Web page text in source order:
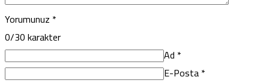
Yorumunuz *
0/30 karakter
Ad *
E-Posta*